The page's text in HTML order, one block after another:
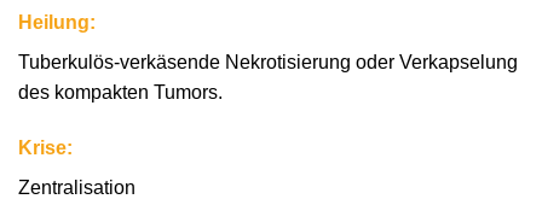
Heilung:
Tuberkulös-verkäsende Nekrotisierung oder Verkapselung
des kompakten Tumors.
Krise:
Zentralisation